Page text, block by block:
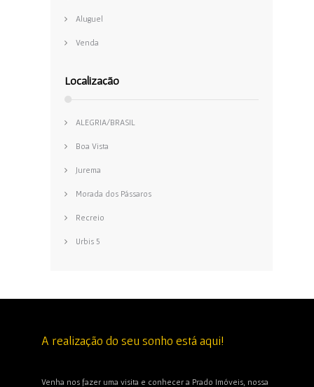
Aluguel
Venda
Localização
ALEGRIA/BRASIL
Boa Vista
Jurema
Morada dos Pássaros
Recreio
Urbis 5
A realização do seu sonho está aqui!
Venha nos fazer uma visita e conhecer a Prado Imóveis, nossa